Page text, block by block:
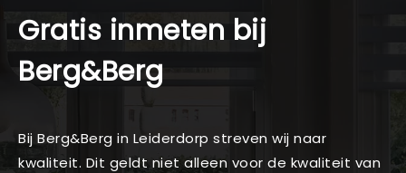
Gratis inmeten bij
Berg&Berg
Bij Berg&Berg in Leiderdorp streven wij naar
kwaliteit. Dit geldt niet alleen voor de kwaliteit van